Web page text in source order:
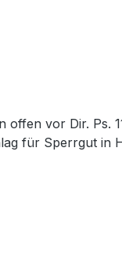
für Sperrgut